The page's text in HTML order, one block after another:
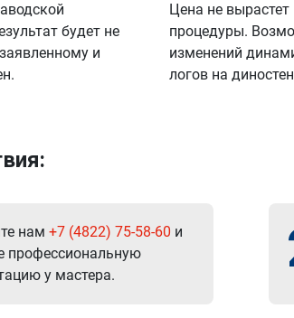
будет не
и
Цена не вырастет
процедуры.
изменений
логов на
нам +7 (4822) 75-58-60 и
профессиональную
у мастера.